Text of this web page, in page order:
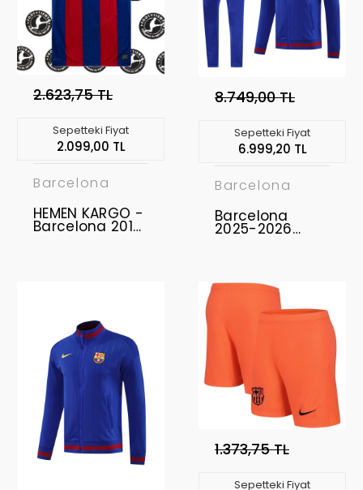
2.623,75 TL
Sepetteki Fiyat
2.099,00 TL
Barcelona
HEMEN KARGO -
Barcelona 2010
8.749,00 TL
Sepetteki Fiyat
6.999,20 TL
Barcelona
Barcelona
2025-2026
1.373,75 TL
Sepetteki Fiyat